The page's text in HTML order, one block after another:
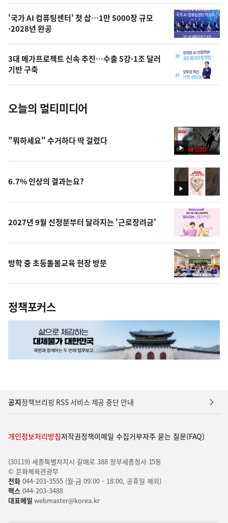
오
의
사
진
'국가 AI 컴퓨팅센터' 첫 삽…1만 5000장 규모
·2028년 완공
3대 메가프로젝트 신속 추진…수출 5강·1조 달러
기반 구축
오늘의 멀티미디어
영
상
"뭐하세요" 수거하다 딱 걸렸다
영
상
6.7% 인상의 결과는요?
2027년 9월 신청분부터 달라지는 '근로장려금'
방학 중 초등돌봄교육 현장 방문
정책포커스
공지정책브리핑 RSS 서비스 제공 중단 안내
개인정보처리방침저작권정책이메일 수집거부자주 묻는 질문(FAQ)
(30119) 세종특별자치시 갈매로 388 정부세종청사 15동
© 문화체육관광부
전화044-203-3555 (월-금 09:00 - 18:00, 공휴일 제외)
팩스044-203-3488
대표메일 webmaster@korea.kr